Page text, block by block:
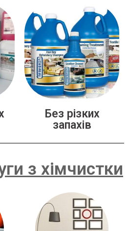
Без різких
запахів
з хімчистки